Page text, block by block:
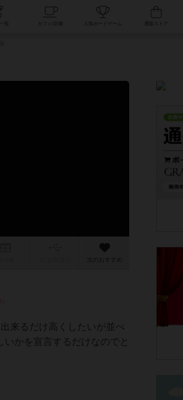
人気ボードゲーム
次のおすすめ
来るだけ高くしたいが並べ
かを宣言するだけなのでと